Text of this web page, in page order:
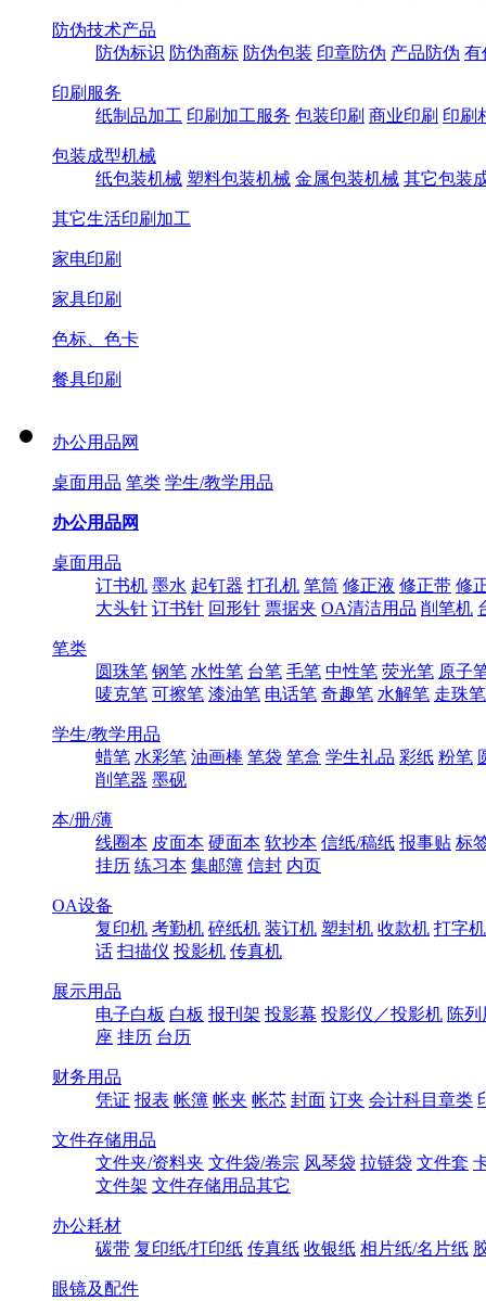
防伪技术产品
防伪标识 防伪商标 防伪包装 印章防伪 产品防伪 有
印刷服务
纸制品加工 印刷加工服务 包装印刷 商业印刷 印刷
包装成型机械
纸包装机械 塑料包装机械 金属包装机械 其它包装
其它生活印刷加工
家电印刷
家具印刷
色标、色卡
餐具印刷
办公用品网
桌面用品 笔类 学生/教学用品
办公用品网
桌面用品
订书机 墨水 起钉器 打孔机 笔筒 修正液 修正带 修
大头针 订书针 回形针 票据夹 OA清洁用品 削笔机
笔类
圆珠笔 钢笔 水性笔 台笔 毛笔 中性笔 荧光笔 原子
唛克笔 可擦笔 漆油笔 电话笔 奇趣笔 水解笔 走珠笔
学生/教学用品
蜡笔 水彩笔 油画棒 笔袋 笔盒 学生礼品 彩纸 粉笔
削笔器 墨砚
本/册/薄
线圈本 皮面本 硬面本 软抄本 信纸/稿纸 报事贴 标
挂历 练习本 集邮簿 信封 内页
OA设备
复印机 考勤机 碎纸机 装订机 塑封机 收款机 打字机
话 扫描仪 投影机 传真机
展示用品
电子白板 白板 报刊架 投影幕 投影仪／投影机 陈
座 挂历 台历
财务用品
凭证 报表 帐簿 帐夹 帐芯 封面 订夹 会计科目章类
文件存储用品
文件夹/资料夹 文件袋/卷宗 风琴袋 拉链袋 文件套
文件架 文件存储用品其它
办公耗材
碳带 复印纸/打印纸 传真纸 收银纸 相片纸/名片纸
眼镜及配件